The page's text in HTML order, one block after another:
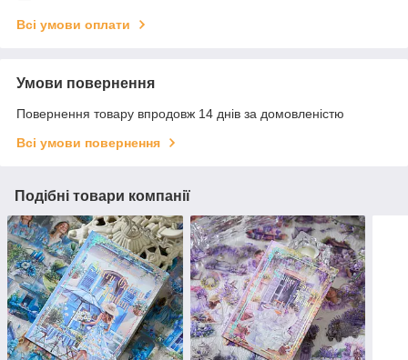
Всі умови оплати
Умови повернення
Повернення товару впродовж 14 днів за домовленістю
Всі умови повернення
Подібні товари компанії